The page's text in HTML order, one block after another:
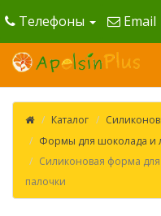
Телефоны Email
Каталог
Формы для шоколада и
Силиконовая форма
палочки